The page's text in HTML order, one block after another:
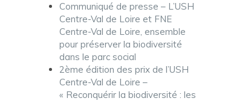
Communiqué de presse – L’USH
Centre-Val de Loire et FNE
Centre-Val de Loire, ensemble
pour préserver la biodiversité
dans le parc social
2ème édition des prix de l’USH
Centre-Val de Loire –
« Reconquérir la biodiversité : les